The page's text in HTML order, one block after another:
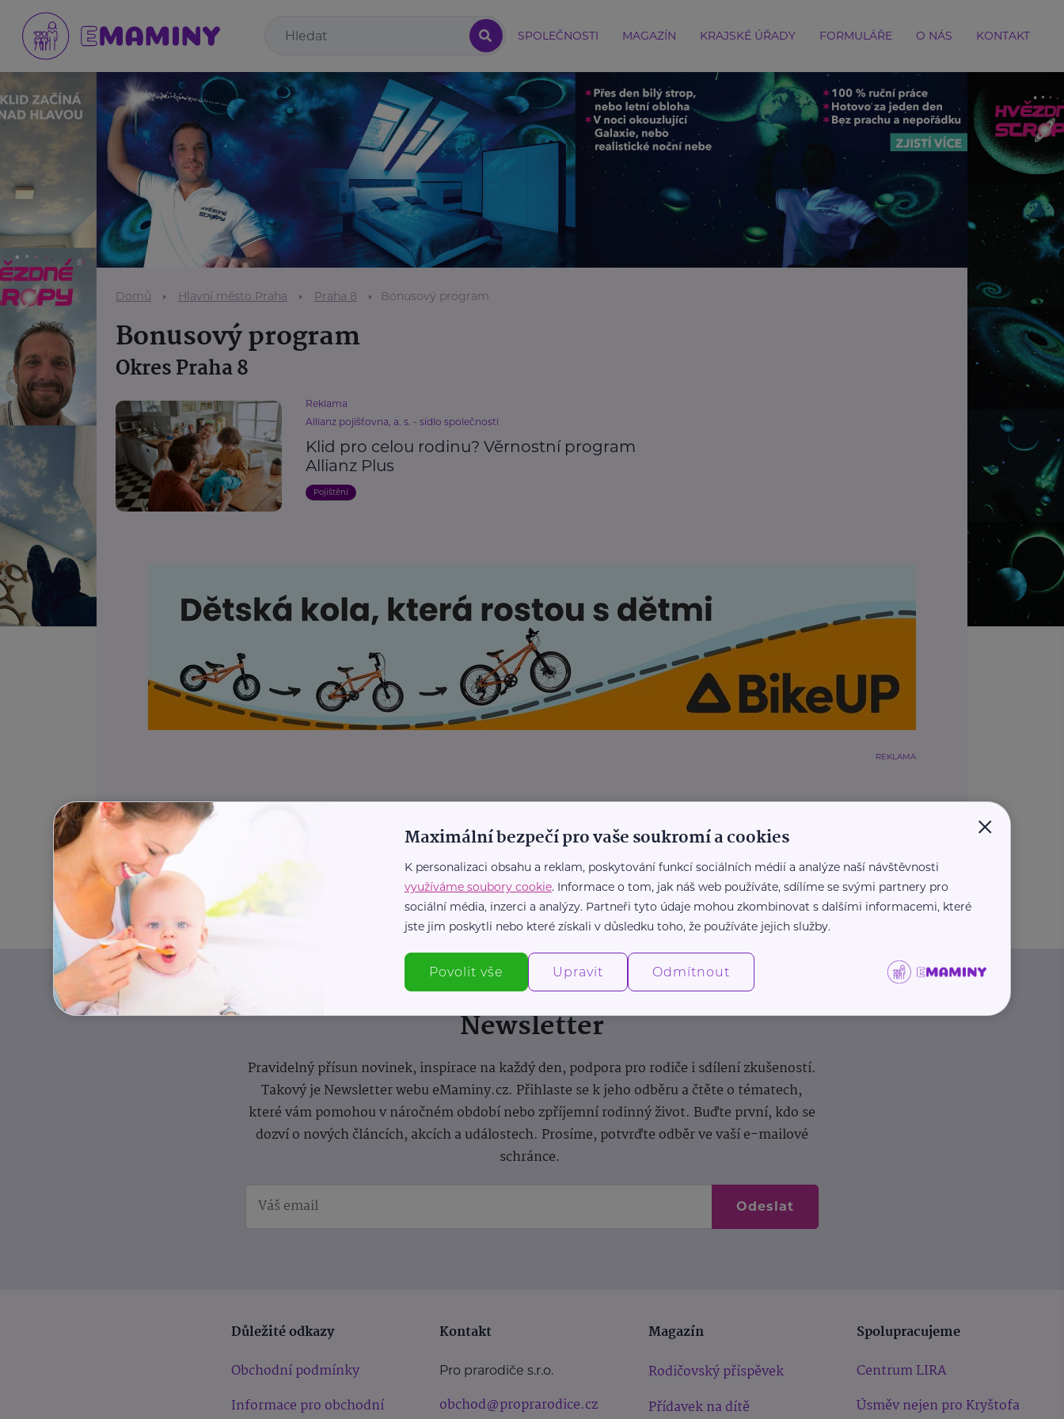
SPOLEČNOSTI MAGAZÍN KRAJSKÉ ÚŘADY FORMULÁŘE O NÁS KONTAKT
Domů Hlavní město Praha Praha 8 Bonusový program
Bonusový program
Okres Praha 8
Reklama
Allianz pojišťovna, a. s. - sídlo společnosti
Klid pro celou rodinu? Věrnostní program
Allianz Plus
Pojištění
REKLAMA
Newsletter
Pravidelný přísun novinek, inspirace na každý den, podpora pro rodiče i sdílení zkušeností.
Takový je Newsletter webu eMaminy.cz. Přihlaste se k jeho odběru a čtěte o tématech,
které vám pomohou v náročném období nebo zpříjemní rodinný život. Buďte první, kdo se
dozví o nových článcích, akcích a událostech. Prosíme, potvrďte odběr ve vaší e-mailové
schránce.
Odeslat
Důležité odkazy
Obchodní podmínky
Informace pro obchodní
Kontakt
Pro prarodiče s.r.o.
obchod@proprarodice.cz
Magazín
Rodičovský příspěvek
Přídavek na dítě
Spolupracujeme
Centrum LIRA
Úsměv nejen pro Kryštofa
×
Maximální bezpečí pro vaše soukromí a cookies
K personalizaci obsahu a reklam, poskytování funkcí sociálních médií a analýze naší návštěvnosti
využíváme soubory cookie. Informace o tom, jak náš web používáte, sdílíme se svými partnery pro
sociální média, inzerci a analýzy. Partneři tyto údaje mohou zkombinovat s dalšími informacemi, které
jste jim poskytli nebo které získali v důsledku toho, že používáte jejich služby.
Povolit vše Upravit Odmítnout